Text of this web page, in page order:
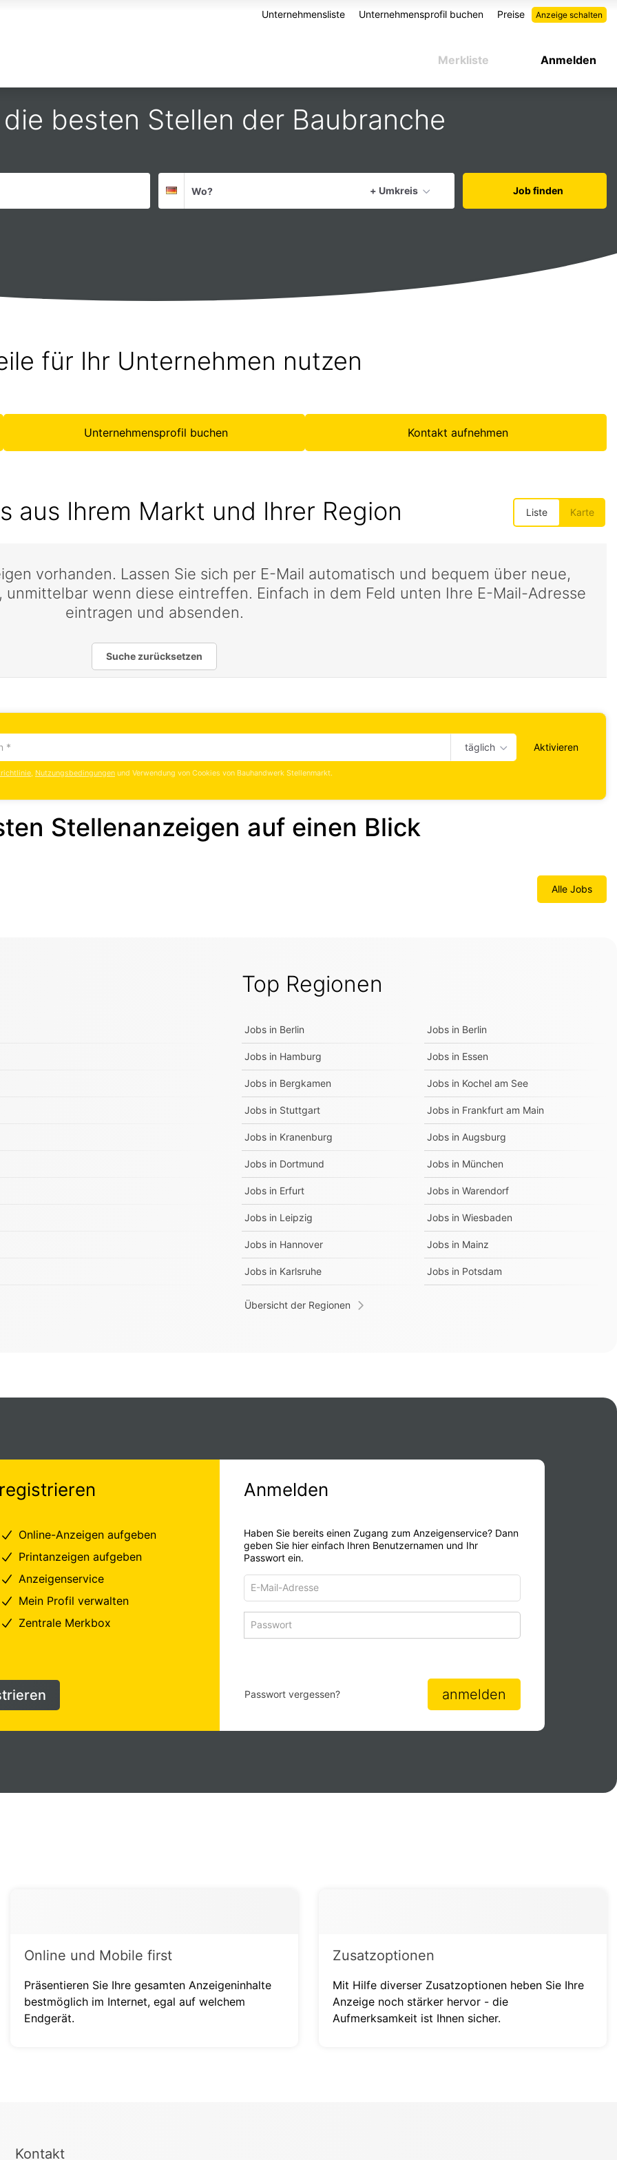
Anzeige schalten
Unternehmensliste Unternehmensprofil buchen Preise
Anmelden
Merkliste
besten Stellen der Baubranche
Deutschland
+ Umkreis
aktuellen Ort verwenden
Job finden
für Ihr Unternehmen nutzen
Unternehmensprofil buchen Kontakt aufnehmen
aus Ihrem Markt und Ihrer Region
vorhanden. Lassen Sie sich per E-Mail automatisch und bequem über neue,
wenn diese eintreffen. Einfach in dem Feld unten Ihre E-Mail-Adresse
eintragen und absenden.
Suche zurücksetzen
täglich Aktivieren
, Nutzungsbedingungen und Verwendung von Cookies von Bauhandwerk Stellenmarkt.
Stellenanzeigen auf einen Blick
Alle Jobs
Top Regionen
Jobs in Berlin Jobs in Berlin
Jobs in Hamburg Jobs in Essen
Jobs in Bergkamen Jobs in Kochel am See
Jobs in Stuttgart Jobs in Frankfurt am Main
Jobs in Kranenburg Jobs in Augsburg
Jobs in Dortmund Jobs in München
Jobs in Erfurt Jobs in Warendorf
Jobs in Leipzig Jobs in Wiesbaden
Jobs in Hannover Jobs in Mainz
Jobs in Karlsruhe Jobs in Potsdam
Übersicht der Regionen
Online-Anzeigen aufgeben
Printanzeigen aufgeben
Anzeigenservice
Mein Profil verwalten
Zentrale Merkbox
Anmelden
Haben Sie bereits einen Zugang zum Anzeigenservice? Dann
geben Sie hier einfach Ihren Benutzernamen und Ihr
Passwort ein.
Adresse
zum
Anmelden
anmelden
Passwort vergessen?
Online und Mobile first
Präsentieren Sie Ihre gesamten Anzeigeninhalte
bestmöglich im Internet, egal auf welchem
Endgerät.
Zusatzoptionen
Mit Hilfe diverser Zusatzoptionen heben Sie Ihre
Anzeige noch stärker hervor - die
Aufmerksamkeit ist Ihnen sicher.
Kontakt